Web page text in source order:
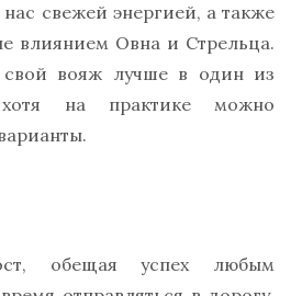
свежей энергией, а также
влиянием Овна и Стрельца.
свой вояж лучше в один из
на практике можно
обещая успех любым